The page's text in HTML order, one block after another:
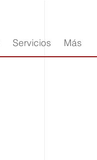
Servicios Más